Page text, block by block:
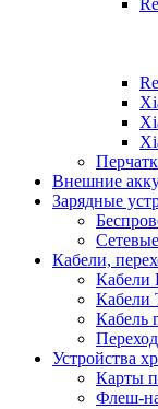
Внешние
Зарядные
Кабели,
Кабели
Кабели
Кабель
Устройства
Карты
Флеш-